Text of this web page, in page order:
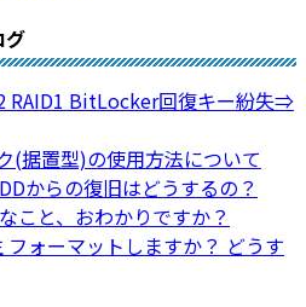
グ
RAID1 BitLocker回復キー紛失⇒
(据置型)の使用方法について
からの復旧はどうするの？
こと、おわかりですか？
フォーマットしますか？ どうす